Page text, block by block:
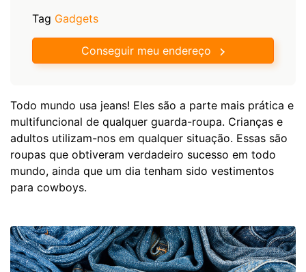
Tag Gadgets
Conseguir meu endereço
Todo mundo usa jeans! Eles são a parte mais prática e
multifuncional de qualquer guarda-roupa. Crianças e
adultos utilizam-nos em qualquer situação. Essas são
roupas que obtiveram verdadeiro sucesso em todo
mundo, ainda que um dia tenham sido vestimentos
para cowboys.